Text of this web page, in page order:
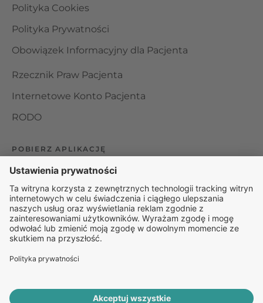
Polityka Cookies
Polityka Prywatności
Obowiązek Informacyjny dla Pacjenta
Rzecznik Praw Pacjenta
Internetowe Konto Pacjenta
RODO
POBIERZ APLIKACJĘ
Organizator udzielania świadczeń telemedycznych jest
podmiotem leczniczym w rozumieniu ustawy z dnia 15
kwietnia 2011 roku o działalności leczniczej, wpisanym do
rejestru podmiotów wykonujących działalność leczniczą pod
numerem: 000000229172.